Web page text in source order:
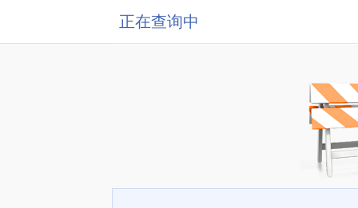
正在查询中